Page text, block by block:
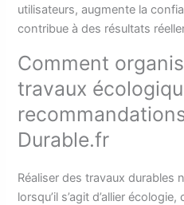
utilisateurs, augmente la
contribue à des résultats
Comment
travaux
Durable.fr
Réaliser des travaux durables
lorsqu’il s’agit d’allier